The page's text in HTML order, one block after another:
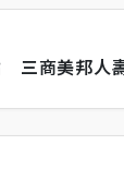
三商美邦人